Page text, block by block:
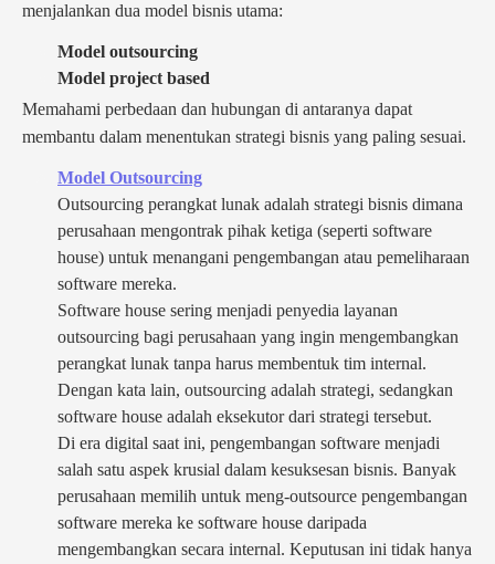
menjalankan dua model bisnis utama:
Model outsourcing
Model project based
Memahami perbedaan dan hubungan di antaranya dapat
membantu dalam menentukan strategi bisnis yang paling sesuai.
Model Outsourcing
Outsourcing perangkat lunak adalah strategi bisnis dimana
perusahaan mengontrak pihak ketiga (seperti software
house) untuk menangani pengembangan atau pemeliharaan
software mereka.
Software house sering menjadi penyedia layanan
outsourcing bagi perusahaan yang ingin mengembangkan
perangkat lunak tanpa harus membentuk tim internal.
Dengan kata lain, outsourcing adalah strategi, sedangkan
software house adalah eksekutor dari strategi tersebut.
Di era digital saat ini, pengembangan software menjadi
salah satu aspek krusial dalam kesuksesan bisnis. Banyak
perusahaan memilih untuk meng-outsource pengembangan
software mereka ke software house daripada
mengembangkan secara internal. Keputusan ini tidak hanya